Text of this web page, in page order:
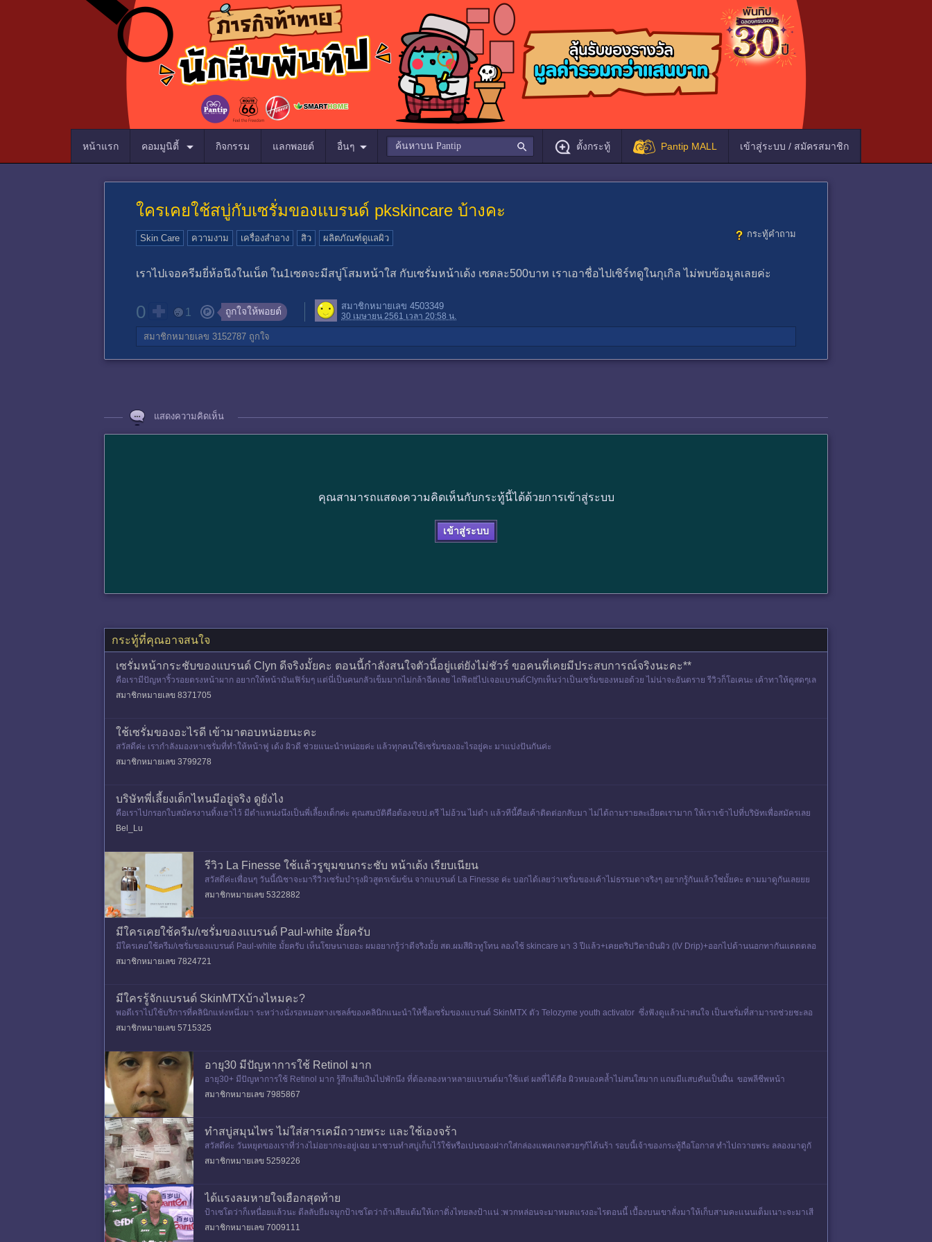
หน้าแรก คอมมูนิตี้ กิจกรรม แลกพอยต์ อื่นๆ ตั้งกระทู้ Pantip MALL เข้าสู่ระบบ / สมัครสมาชิก
ใครเคยใช้สบู่กับเซรั่มของแบรนด์ pkskincare บ้างคะ
กระทู้คำถาม
Skin Care ความงาม เครื่องสำอาง สิว ผลิตภัณฑ์ดูแลผิว
เราไปเจอครีมยี่ห้อนึงในเน็ต ใน1เซตจะมีสบู่โสมหน้าใส กับเซรั่มหน้าเด้ง เซตละ500บาท เราเอาชื่อไปเซิร์ทดูในกุเกิล ไม่พบข้อมูลเลยค่ะ
0 1 ถูกใจให้พอยต์ สมาชิกหมายเลข 4503349
30 เมษายน 2561 เวลา 20:58 น.
สมาชิกหมายเลข 3152787 ถูกใจ
แสดงความคิดเห็น
คุณสามารถแสดงความคิดเห็นกับกระทู้นี้ได้ด้วยการเข้าสู่ระบบ
เข้าสู่ระบบ
กระทู้ที่คุณอาจสนใจ
เซรั่มหน้ากระชับของแบรนด์ Clyn ดีจริงมั้ยคะ ตอนนี้กำลังสนใจตัวนี้อยู่เเต่ยังไม่ชัวร์ ขอคนที่เคยมีประสบการณ์จริงนะคะ**
คือเรามีปัญหาริ้วรอยตรงหน้าผาก อยากให้หน้ามันเฟิร์มๆ แต่นี่เป็นคนกลัวเข็มมากไม่กล้าฉีดเลย ไถฟีดttไปเจอแบรนด์Clynเห็นว่าเป็นเซรั่มของหมอด้วย ไม่น่าจะอันตราย รีวิวก็โอเคนะ เค้าทาให้ดูสดๆเล
ย เห็นว่าสารสะ
สมาชิกหมายเลข 8371705
ใช้เซรั่มของอะไรดี เข้ามาตอบหน่อยนะคะ
สวัสดีค่ะ เรากำลังมองหาเซรั่มที่ทำให้หน้าฟู เด้ง ผิวดี ช่วยแนะนำหน่อยค่ะ แล้วทุกคนใช้เซรั่มของอะไรอยู่คะ มาแบ่งปันกันค่ะ
สมาชิกหมายเลข 3799278
บริษัทพี่เลี้ยงเด็กไหนมีอยู่จริง ดูยังไง
คือเราไปกรอกใบสมัครงานทิ้งเอาไว้ มีตำแหน่งนึงเป็นพี่เลี้ยงเด็กค่ะ คุณสมบัติคือต้องจบป.ตรี ไม่อ้วน ไม่ดำ แล้วทีนี้คือเค้าติดต่อกลับมา ไม่ได้ถามรายละเอียดเรามาก ให้เราเข้าไปที่บริษัทเพื่อสมัครเลย
(บร
Bel_Lu
รีวิว La Finesse ใช้แล้วรูขุมขนกระชับ หน้าเด้ง เรียบเนียน
สวัสดีค่ะเพื่อนๆ วันนี้ณิชาจะมารีวิวเซรั่มบำรุงผิวสูตรเข้มข้น จากแบรนด์ La Finesse ค่ะ บอกได้เลยว่าเซรั่มของเค้าไม่ธรรมดาจริงๆ อยากรู้กันแล้วใช่มั้ยคะ ตามมาดูกันเลยยย
La Finesse Instant Lifting Seru
สมาชิกหมายเลข 5322882
มีใครเคยใช้ครีม/เซรั่มของแบรนด์ Paul-white มั้ยครับ
มีใครเคยใช้ครีม/เซรั่มของแบรนด์ Paul-white มั้ยครับ เห็นโฆษนาเยอะ ผมอยากรู้ว่าดีจริงมั้ย สต.ผมสีผิวทูโทน ลองใช้ skincare มา 3 ปีแล้ว+เคยดริปวิตามินผิว (IV Drip)+ออกไปด้านนอกทากันแดดตลอ
ด+พกร่ม สรุปทำแล
สมาชิกหมายเลข 7824721
มีใครรู้จักแบรนด์ SkinMTXบ้างไหมคะ?
พอดีเราไปใช้บริการที่คลินิกแห่งหนึ่งมา ระหว่างนั่งรอหมอทางเซลล์ของคลินิกแนะนำให้ซื้อเซรั่มของแบรนด์ SkinMTX ตัว Telozyme youth activator ซึ่งฟังดูแล้วน่าสนใจ เป็นเซรั่มที่สามารถช่วยชะลอ
การหดสั้น
สมาชิกหมายเลข 5715325
อายุ30 มีปัญหาการใช้ Retinol มาก
อายุ30+ มีปัญหาการใช้ Retinol มาก รู้สึกเสียเงินไปพักนึง ที่ต้องลองหาหลายแบรนด์มาใช้แต่ ผลที่ได้คือ ผิวหมองคล้ำไม่สนใสมาก แถมมีแสบคันเป็นฝื่น ขอพลีชีพหน้า
สมาชิกหมายเลข 7985867
ทำสบู่สมุนไพร ไม่ใส่สารเคมีถวายพระ และใช้เองจร้า
สวัสดีค่ะ วันหยุดของเราที่ว่างไม่อยากจะอยู่เฉย มาชวนทำสบู่เก็บไว้ใช้หรือเปนของฝากใส่กล่องแพคเกจสวยๆก้ได้นร้า รอบนี้เจ้าของกระทู้ถือโอกาส ทำไปถวายพระ ลลองมาดูกั
นค่า ทำง่ายไม่ซับซ้อนซื้อวัตถุดิบจากshopp
สมาชิกหมายเลข 5259226
ได้แรงลมหายใจเฮือกสุดท้าย
ป้าเซโตว่าก็เหนื่อยแล้วนะ ดีลลับยืมจมูกป้าเซโตว่าถ้าเสียแต้มให้เกาติ่งไทยลงป้าแน่ :พวกหล่อนจะมาหมดแรงอะไรตอนนี้ เบื้องบนเขาสั่งมาให้เก็บสามคะแนนเต็มเนาะจะมาเสี
ย2เซตไม่ได้​เราตกลงกันแล้วนิดีลลับทุบให้เ
สมาชิกหมายเลข 7009111